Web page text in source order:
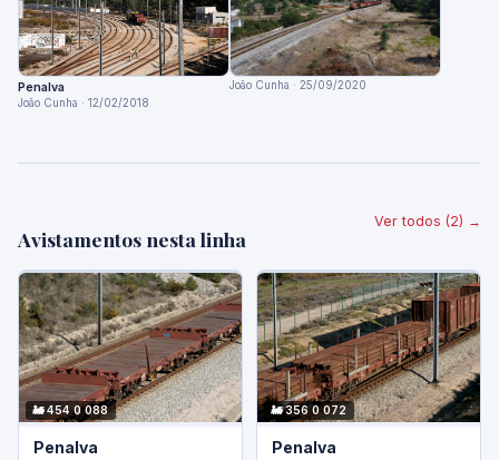
Penalva
João Cunha · 12/02/2018
João Cunha · 25/09/2020
Avistamentos nesta linha
Ver todos (2) →
🚂 454 0 088
Penalva
🚂 356 0 072
Penalva